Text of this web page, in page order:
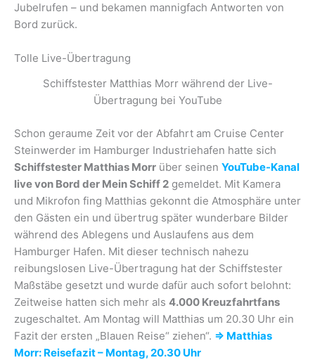
Jubelrufen – und bekamen mannigfach Antworten von
Bord zurück.
Tolle Live-Übertragung
Schiffstester Matthias Morr während der Live-
Übertragung bei YouTube
Schon geraume Zeit vor der Abfahrt am Cruise Center
Steinwerder im Hamburger Industriehafen hatte sich
Schiffstester Matthias Morr über seinen YouTube-Kanal
live von Bord der Mein Schiff 2 gemeldet. Mit Kamera
und Mikrofon fing Matthias gekonnt die Atmosphäre unter
den Gästen ein und übertrug später wunderbare Bilder
während des Ablegens und Auslaufens aus dem
Hamburger Hafen. Mit dieser technisch nahezu
reibungslosen Live-Übertragung hat der Schiffstester
Maßstäbe gesetzt und wurde dafür auch sofort belohnt:
Zeitweise hatten sich mehr als 4.000 Kreuzfahrtfans
zugeschaltet. Am Montag will Matthias um 20.30 Uhr ein
Fazit der ersten „Blauen Reise“ ziehen“. ⇒ Matthias
Morr: Reisefazit – Montag, 20.30 Uhr